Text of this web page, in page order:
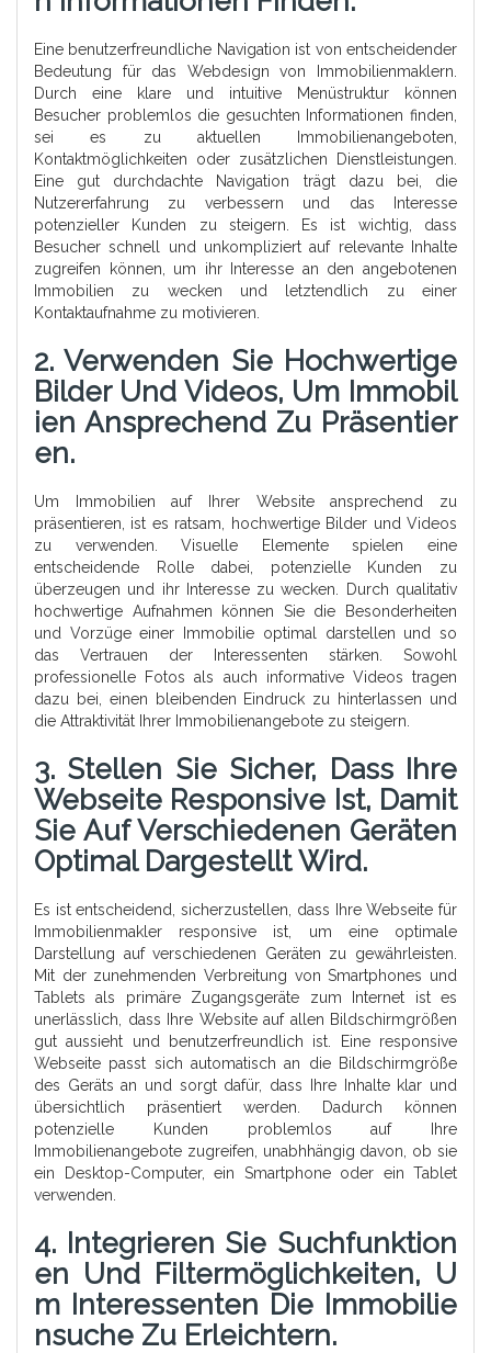
Eine benutzerfreundliche Navigation ist von entscheidender
Bedeutung für das Webdesign von Immobilienmaklern.
Durch eine klare und intuitive Menüstruktur können
Besucher problemlos die gesuchten Informationen finden,
sei es zu aktuellen Immobilienangeboten,
Kontaktmöglichkeiten oder zusätzlichen Dienstleistungen.
Eine gut durchdachte Navigation trägt dazu bei, die
Nutzererfahrung zu verbessern und das Interesse
potenzieller Kunden zu steigern. Es ist wichtig, dass
Besucher schnell und unkompliziert auf relevante Inhalte
zugreifen können, um ihr Interesse an den angebotenen
Immobilien zu wecken und letztendlich zu einer
Kontaktaufnahme zu motivieren.
2. Verwenden Sie Hochwertige
Bilder Und Videos, Um Immobil
Ien Ansprechend Zu Präsentier
En.
Um Immobilien auf Ihrer Website ansprechend zu
präsentieren, ist es ratsam, hochwertige Bilder und Videos
zu verwenden. Visuelle Elemente spielen eine
entscheidende Rolle dabei, potenzielle Kunden zu
überzeugen und ihr Interesse zu wecken. Durch qualitativ
hochwertige Aufnahmen können Sie die Besonderheiten
und Vorzüge einer Immobilie optimal darstellen und so
das Vertrauen der Interessenten stärken. Sowohl
professionelle Fotos als auch informative Videos tragen
dazu bei, einen bleibenden Eindruck zu hinterlassen und
die Attraktivität Ihrer Immobilienangebote zu steigern.
3. Stellen Sie Sicher, Dass Ihre
Webseite Responsive Ist, Damit
Sie Auf Verschiedenen Geräten
Optimal Dargestellt Wird.
Es ist entscheidend, sicherzustellen, dass Ihre Webseite für
Immobilienmakler responsive ist, um eine optimale
Darstellung auf verschiedenen Geräten zu gewährleisten.
Mit der zunehmenden Verbreitung von Smartphones und
Tablets als primäre Zugangsgeräte zum Internet ist es
unerlässlich, dass Ihre Website auf allen Bildschirmgrößen
gut aussieht und benutzerfreundlich ist. Eine responsive
Webseite passt sich automatisch an die Bildschirmgröße
des Geräts an und sorgt dafür, dass Ihre Inhalte klar und
übersichtlich präsentiert werden. Dadurch können
potenzielle Kunden problemlos auf Ihre
Immobilienangebote zugreifen, unabhhängig davon, ob sie
ein Desktop-Computer, ein Smartphone oder ein Tablet
verwenden.
4. Integrieren Sie Suchfunktion
En Und Filtermöglichkeiten, U
M Interessenten Die Immobilie
Nsuche Zu Erleichtern.